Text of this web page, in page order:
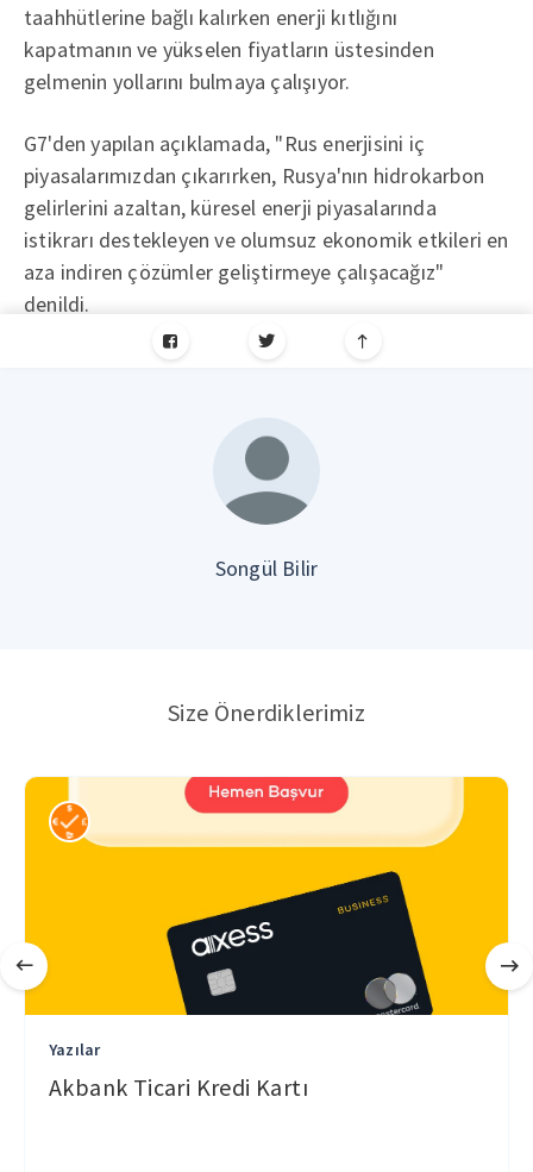
taahhütlerine bağlı kalırken enerji kıtlığını
kapatmanın ve yükselen fiyatların üstesinden
gelmenin yollarını bulmaya çalışıyor.
G7'den yapılan açıklamada, "Rus enerjisini iç
piyasalarımızdan çıkarırken, Rusya'nın hidrokarbon
gelirlerini azaltan, küresel enerji piyasalarında
istikrarı destekleyen ve olumsuz ekonomik etkileri en
aza indiren çözümler geliştirmeye çalışacağız"
denildi.
Songül Bilir
Size Önerdiklerimiz
Yazılar
Akbank Ticari Kredi Kartı